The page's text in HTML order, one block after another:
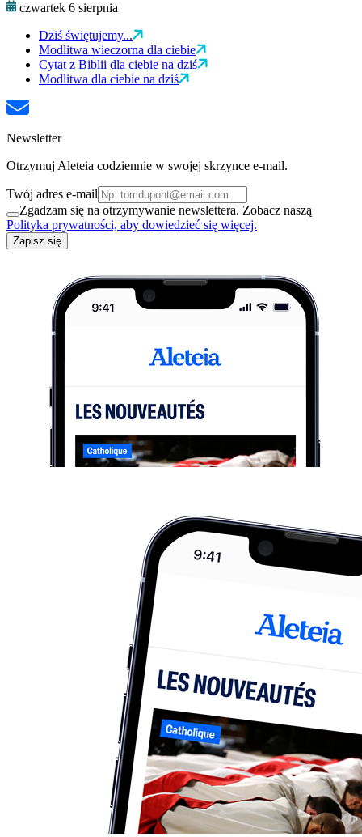
czwartek 6 sierpnia
Dziś świętujemy...
Modlitwa wieczorna dla ciebie
Cytat z Biblii dla ciebie na dziś
Modlitwa dla ciebie na dziś
Newsletter
Otrzymuj Aleteia codziennie w swojej skrzynce e-mail.
Twój adres e-mail
Zgadzam się na otrzymywanie newslettera. Zobacz naszą
Polityka prywatności, aby dowiedzieć się więcej.
Zapisz się